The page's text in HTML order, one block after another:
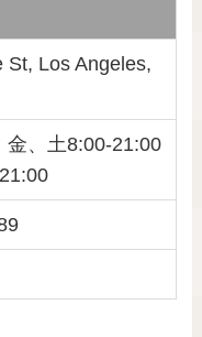
St, Los Angeles,
金、土8:00-21:00